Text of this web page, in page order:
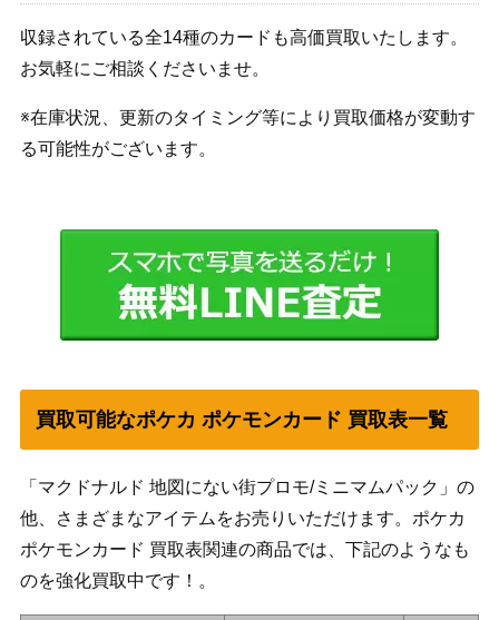
収録されている全14種のカードも高価買取いたします。
お気軽にご相談くださいませ。
※在庫状況、更新のタイミング等により買取価格が変動す
る可能性がございます。
買取可能なポケカ ポケモンカード 買取表一覧
「マクドナルド 地図にない街プロモ/ミニマムパック」の
他、さまざまなアイテムをお売りいただけます。ポケカ
ポケモンカード 買取表関連の商品では、下記のようなも
のを強化買取中です！。